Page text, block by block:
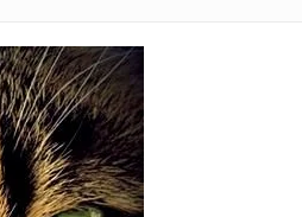
BERUBAH
DENGAN CARA MENGANGSUR